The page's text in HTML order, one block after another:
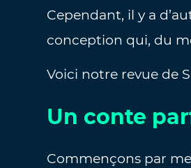
Cependant, il y a
conception qui, du
Voici notre revue de
Un conte
Commençons par